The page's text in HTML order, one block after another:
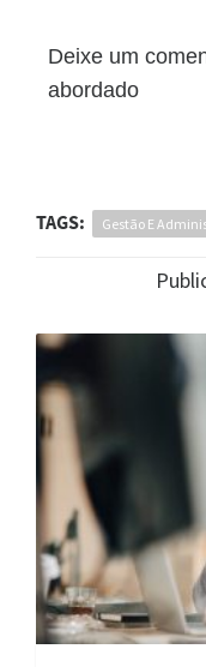
Deixe um
abordado
TAGS: Gestão E